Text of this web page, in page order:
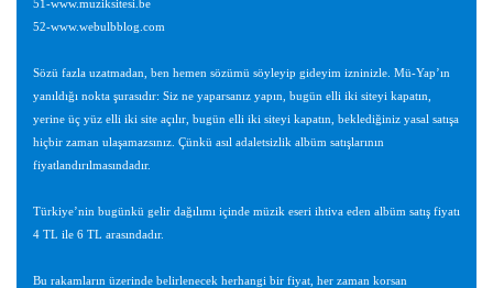
51-www.muziksitesi.be
52-www.webulbblog.com
Sözü fazla uzatmadan, ben hemen sözümü söyleyip gideyim izninizle. Mü-Yap’ın
yanıldığı nokta şurasıdır: Siz ne yaparsanız yapın, bugün elli iki siteyi kapatın,
yerine üç yüz elli iki site açılır, bugün elli iki siteyi kapatın, beklediğiniz yasal satışa
hiçbir zaman ulaşamazsınız. Çünkü asıl adaletsizlik albüm satışlarının
fiyatlandırılmasındadır.
Türkiye’nin bugünkü gelir dağılımı içinde müzik eseri ihtiva eden albüm satış fiyatı
4 TL ile 6 TL arasındadır.
Bu rakamların üzerinde belirlenecek herhangi bir fiyat, her zaman korsan